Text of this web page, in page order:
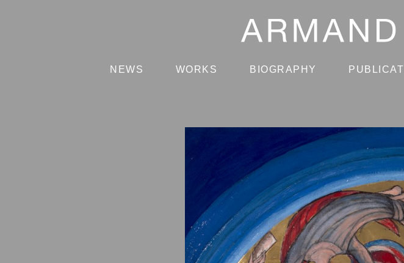
NEWS WORKS BIOGRAPHY